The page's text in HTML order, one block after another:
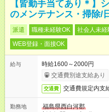
【皆勤手当てあり＊】
のメンテナンス・掃除/
派遣 職種未経験OK 社会人未経
WEB登録・面接OK
給与
時給1600～2000円
交通費別途支給あり
交通費 交通費規定内支
勤務地
福島県西白河郡